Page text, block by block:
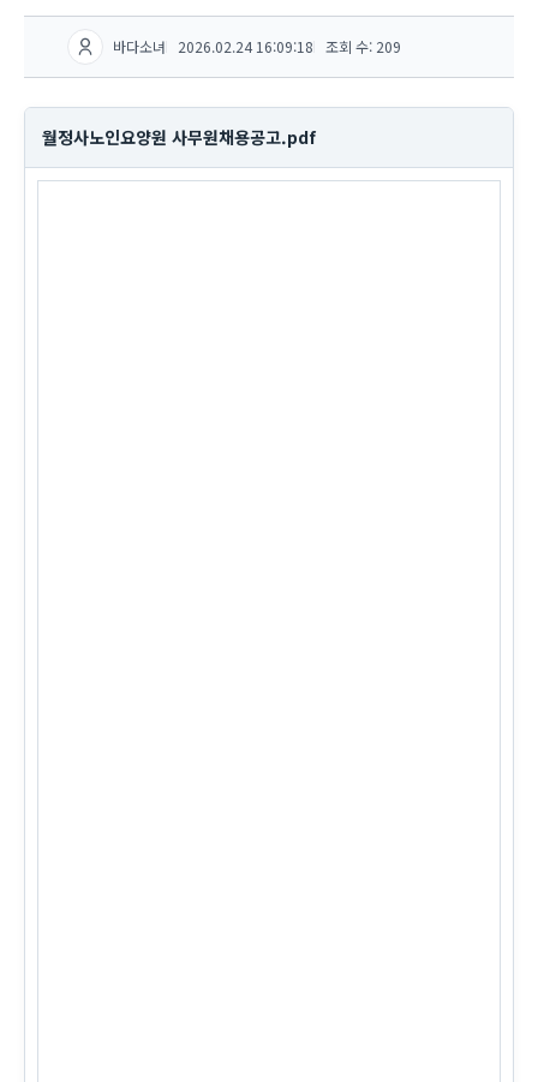
바다소녀 2026.02.24 16:09:18 조회 수: 209
월정사노인요양원 사무원채용공고.pdf